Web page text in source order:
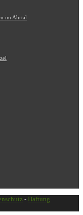
im Ahrtal
- Haftung